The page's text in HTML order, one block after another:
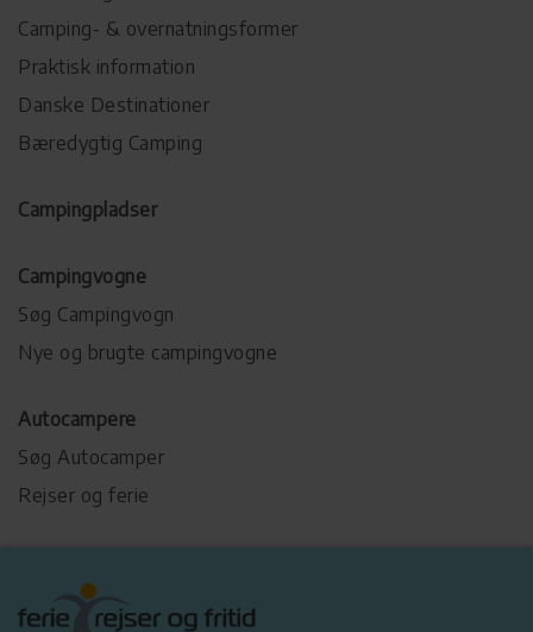
Camping- & overnatningsformer
Praktisk information
Danske Destinationer
Bæredygtig Camping
Campingpladser
Campingvogne
Søg Campingvogn
Nye og brugte campingvogne
Autocampere
Søg Autocamper
Rejser og ferie